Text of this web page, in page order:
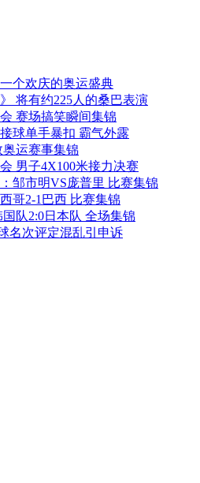
个欢庆的奥运盛典
将有约225人的桑巴表演
赛场搞笑瞬间集锦
球单手暴扣 霸气外露
运赛事集锦
男子4X100米接力决赛
邹市明VS庞普里 比赛集锦
哥2-1巴西 比赛集锦
队2:0日本队 全场集锦
名次评定混乱引申诉